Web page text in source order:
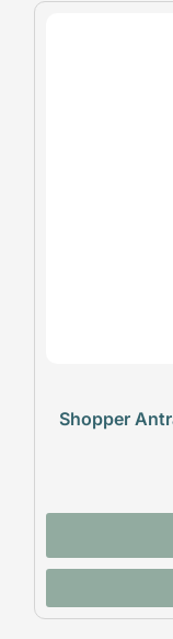
Shopper